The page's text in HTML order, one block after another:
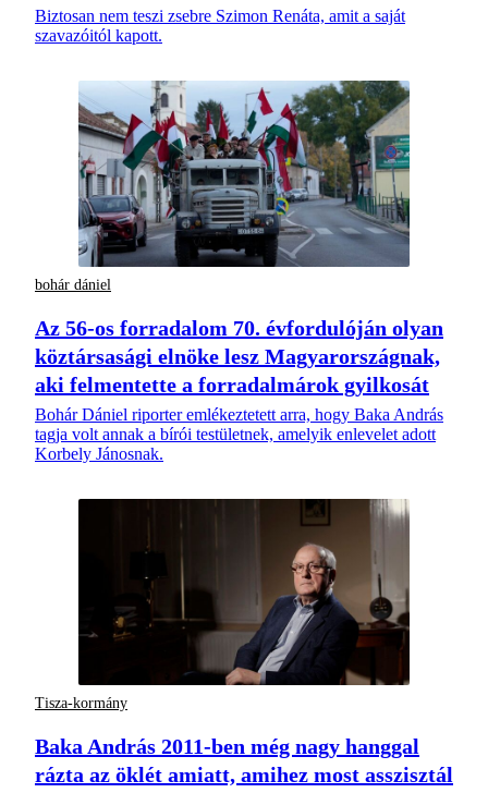
Biztosan nem teszi zsebre Szimon Renáta, amit a saját
szavazóitól kapott.
bohár dániel
Az 56-os forradalom 70. évfordulóján olyan
köztársasági elnöke lesz Magyarországnak,
aki felmentette a forradalmárok gyilkosát
Bohár Dániel riporter emlékeztetett arra, hogy Baka András
tagja volt annak a bírói testületnek, amelyik enlevelet adott
Korbely Jánosnak.
Tisza-kormány
Baka András 2011-ben még nagy hanggal
rázta az öklét amiatt, amihez most asszisztál